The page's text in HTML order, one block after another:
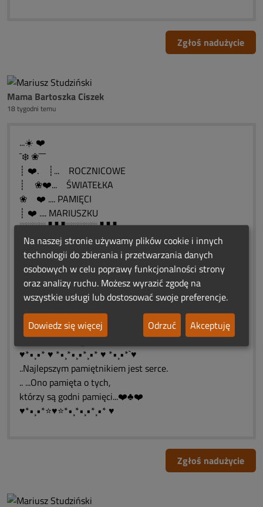
Zgłoś nadużycie
Mama Bartoszka Ciszek
18 tygodni temu
...☀️ ❤️
¯❄️ ❀¯¯¯
┊ ❤️. ┊... ROCZNICOWE
┊ ❀❤️... ŚWIATEŁKA
❀ ❤️ .... PAMIĘCI
┊ ❤️ .... MARIUSZKU
░░░░▐▐▐░░░░░▐▐▐
░░▐▐▐▐▐▐░░░▐▐▐▐▐▐
░▐▐▐░░░░▐░▐░░░░▐▐▐
░▐▐▐░░░░░▐░░░░░▐▐▐
░░▐▐▐░░░░░░░░░▐▐▐
░░░░▐▐▐░░░░░▐▐▐
░░░░░░▐▐▐░▐▐▐
░░░░░░░░▐▐▐
░░░░░░░░░▐
♥*•¸•* ♥ *•¸*•¸•*¸•* ♥ *•¸•*`♥
..Najlepszym pamiętnikiem jest serce.
.. ...Ono pamięta o tych,
którzy są godni pamięci...❤️♣❤️
♥*•¸•*⭐♥⭐*•¸*•¸•*¸•* ♥
Zgłoś nadużycie
Na naszej stronie używamy plików cookie i innych
technologii do zbierania i przetwarzania danych
osobowych w celu poprawy funkcjonalności strony
oraz analizy ruchu. Możesz wyrazić zgodę na
wszystkie usługi lub dostosować swoje preferencje.
Dowiedz się więcej
Odrzuć Akceptuję